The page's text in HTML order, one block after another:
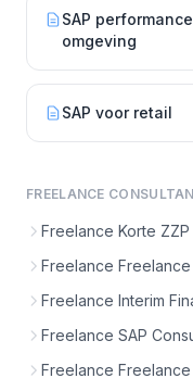
SAP
omgeving
SAP voor retail
FREELANCE
Freelance Korte
Freelance
Freelance Interim
Freelance SAP
Freelance